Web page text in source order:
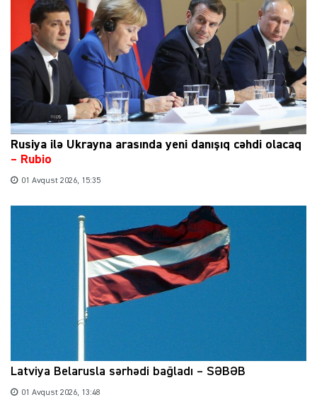
Rusiya ilə Ukrayna arasında yeni danışıq cəhdi olacaq
– Rubio
01 Avqust 2026, 15:35
Latviya Belarusla sərhədi bağladı – SƏBƏB
01 Avqust 2026, 13:48